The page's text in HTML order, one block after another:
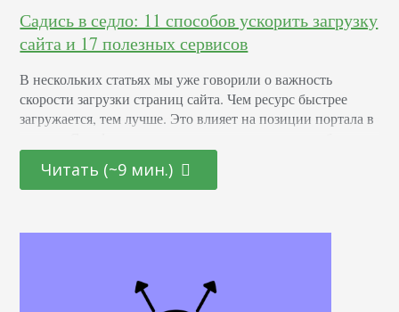
Садись в седло: 11 способов ускорить загрузку
сайта и 17 полезных сервисов
В нескольких статьях мы уже говорили о важность
скорости загрузки страниц сайта. Чем ресурс быстрее
загружается, тем лучше. Это влияет на позиции портала в
сайта, если она меньше, чем у 95% сайтов. Если на 100
посетителей у одного возникнут проблемы со скоростью
Читать (~9 мин.)